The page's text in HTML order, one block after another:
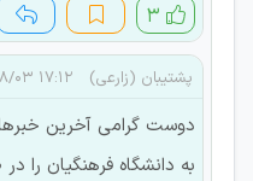
۳
پشتیبان (زارعی) ۱۷:۱۲ ۱۴۰۲/۰۸/۰۳
دوست گرامی آخرین
به دانشگاه فرهنگیان را